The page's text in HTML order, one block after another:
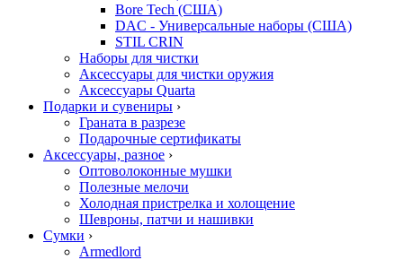
Bore Tech (США)
DAC - Универсальные наборы (США)
STIL CRIN
Наборы для чистки
Аксессуары для чистки оружия
Аксессуары Quarta
Подарки и сувениры ›
Граната в разрезе
Подарочные сертификаты
Аксессуары, разное ›
Оптоволоконные мушки
Полезные мелочи
Холодная пристрелка и холощение
Шевроны, патчи и нашивки
Сумки ›
Armedlord